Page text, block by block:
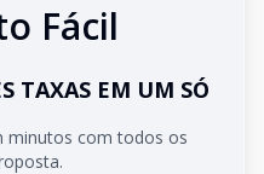
Fácil
TAXAS EM UM SÓ
minutos com todos os